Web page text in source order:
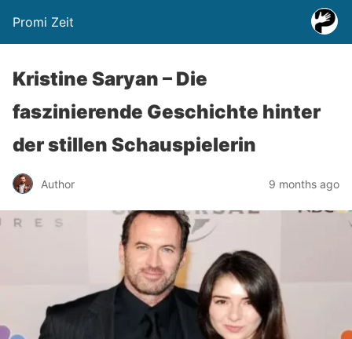
Promi Zeit
Kristine Saryan – Die
faszinierende Geschichte hinter
der stillen Schauspielerin
Author 9 months ago